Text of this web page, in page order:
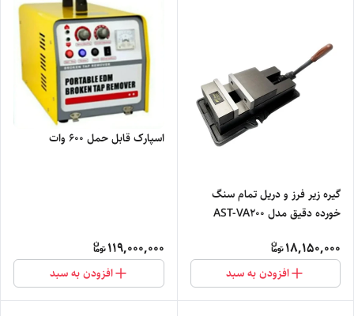
گیره زیر فرز و دریل تمام سنگ
خورده دقیق مدل AST-VA200
18,150,000
افزودن به سبد
اسپارک قابل حمل 600 وات
119,000,000
افزودن به سبد